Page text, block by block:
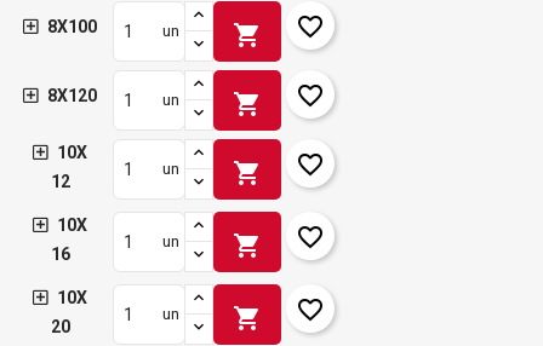
8X100 un shopping_cart favorite_border
8X120 un shopping_cart favorite_border
10X
12
un shopping_cart favorite_border
10X
16
un shopping_cart favorite_border
10X
20
un shopping_cart favorite_border